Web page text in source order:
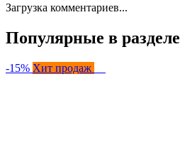
Загрузка комментариев...
Популярные в разделе
-15% Хит продаж